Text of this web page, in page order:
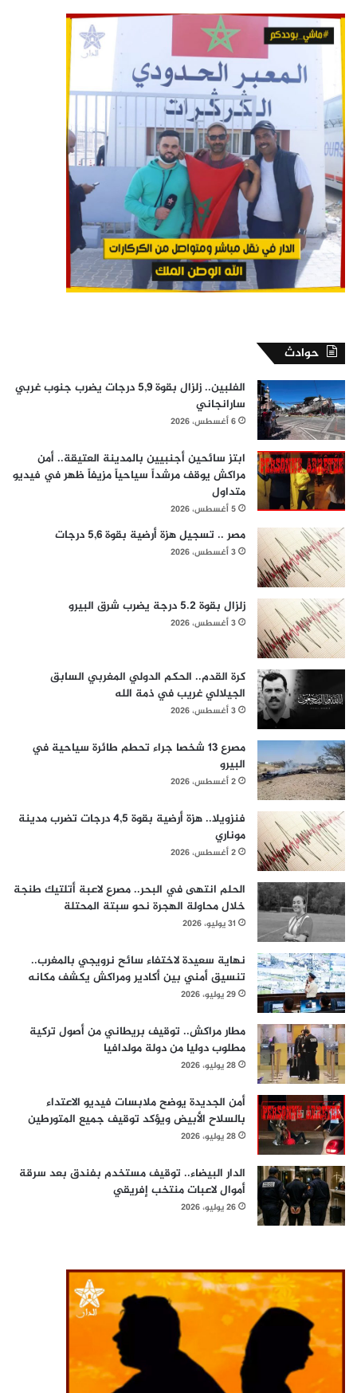
حوادث
الفلبين.. زلزال بقوة 5,9 درجات يضرب جنوب غربي
سارانجاني
6 أغسطس، 2026
ابتز سائحين أجنبيين بالمدينة العتيقة.. أمن
مراكش يوقف مرشداً سياحياً مزيفاً ظهر في فيديو
متداول
5 أغسطس، 2026
مصر .. تسجيل هزة أرضية بقوة 5,6 درجات
3 أغسطس، 2026
زلزال بقوة 5.2 درجة يضرب شرق البيرو
3 أغسطس، 2026
كرة القدم.. الحكم الدولي المغربي السابق
الجيلالي غريب في ذمة الله
3 أغسطس، 2026
مصرع 13 شخصا جراء تحطم طائرة سياحية في
البيرو
2 أغسطس، 2026
فنزويلا.. هزة أرضية بقوة 4,5 درجات تضرب مدينة
موناري
2 أغسطس، 2026
الحلم انتهى في البحر.. مصرع لاعبة أتلتيك طنجة
خلال محاولة الهجرة نحو سبتة المحتلة
31 يوليو، 2026
نهاية سعيدة لاختفاء سائح نرويجي بالمغرب..
تنسيق أمني بين أكادير ومراكش يكشف مكانه
29 يوليو، 2026
مطار مراكش.. توقيف بريطاني من أصول تركية
مطلوب دوليا من دولة مولدافيا
28 يوليو، 2026
أمن الجديدة يوضح ملابسات فيديو الاعتداء
بالسلاح الأبيض ويؤكد توقيف جميع المتورطين
28 يوليو، 2026
الدار البيضاء.. توقيف مستخدم بفندق بعد سرقة
أموال لاعبات منتخب إفريقي
26 يوليو، 2026